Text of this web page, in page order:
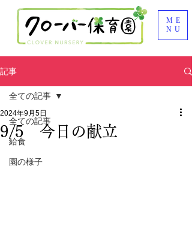
ME
NU
記事
全ての記事
給食
園の様子
全ての記事
9/5 今日の献立
2024年9月5日